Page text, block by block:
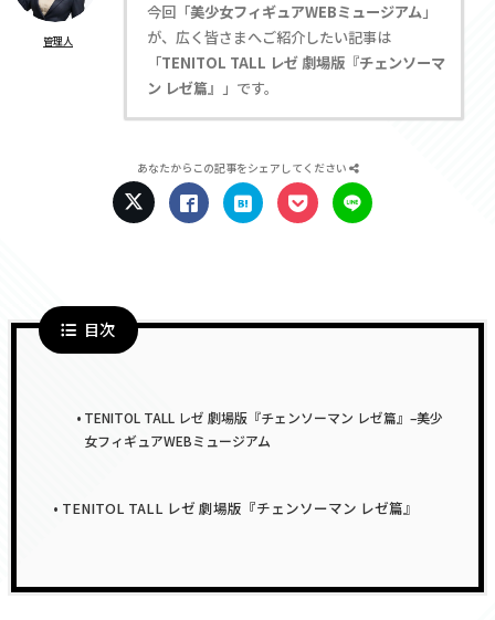
管理人
今回「美少女フィギュアWEBミュージアム」
が、広く皆さまへご紹介したい記事は
「TENITOL TALL レゼ 劇場版『チェンソーマ
ン レゼ篇』 」です。
あなたからこの記事をシェアしてください
目次
TENITOL TALL レゼ 劇場版『チェンソーマン レゼ篇』–美少
女フィギュアWEBミュージアム
TENITOL TALL レゼ 劇場版『チェンソーマン レゼ篇』